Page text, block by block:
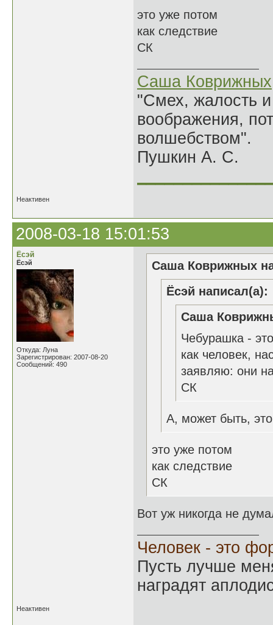
это уже потом
как следствие
СК
Саша Коврижных
"Смех, жалость
воображения,
волшебством".
Пушкин А. С.
Неактивен
2008-03-18 15:01:53
Ёсэй
Ёсэй
Откуда: Луна
Зарегистрирован: 2007-08-20
Сообщений: 490
Саша Коврижных
Ёсэй написал(а):
Саша
Чебурашка -
как человек,
заявляю: они
СК
А, может быть,
это уже потом
как следствие
СК
Вот уж никогда не
Человек - это
Пусть лучше
наградят
Неактивен